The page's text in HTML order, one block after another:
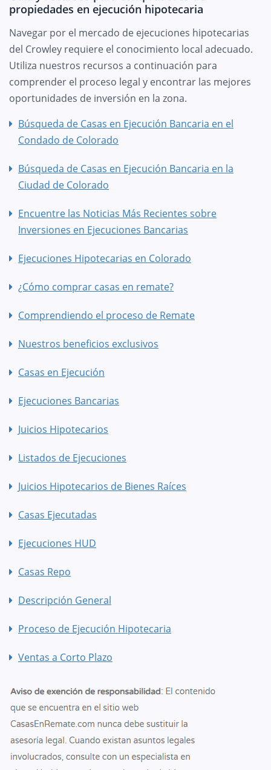
propiedades en ejecución hipotecaria
Navegar por el mercado de ejecuciones hipotecarias
del Crowley requiere el conocimiento local adecuado.
Utiliza nuestros recursos a continuación para
comprender el proceso legal y encontrar las mejores
oportunidades de inversión en la zona.
Búsqueda de Casas en Ejecución Bancaria en el
Condado de Colorado
Búsqueda de Casas en Ejecución Bancaria en la
Ciudad de Colorado
Encuentre las Noticias Más Recientes sobre
Inversiones en Ejecuciones Bancarias
Ejecuciones Hipotecarias en Colorado
¿Cómo comprar casas en remate?
Comprendiendo el proceso de Remate
Nuestros beneficios exclusivos
Casas en Ejecución
Ejecuciones Bancarias
Juicios Hipotecarios
Listados de Ejecuciones
Juicios Hipotecarios de Bienes Raíces
Casas Ejecutadas
Ejecuciones HUD
Casas Repo
Descripción General
Proceso de Ejecución Hipotecaria
Ventas a Corto Plazo